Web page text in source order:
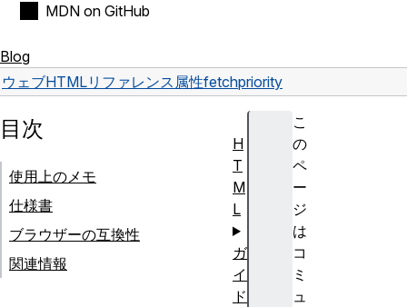
MDN on GitHub
Blog
ウェブHTMLリファレンス 属性fetchpriority
こ
の
ペ
ー
ジ
は
コ
ミ
ュ
目次
使用上のメモ
仕様書
ブラウザーの互換性
関連情報
H
T
M
L
ガ
イ
ド